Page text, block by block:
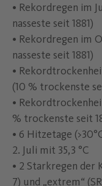
• Rekordregen im
nasseste seit 1881)
• Rekordregen im
nasseste seit 1881)
•
(10 % trockenste
•
% trockenste seit
• 6 Hitzetage
2. Juli mit 35,3 °C
• 2 Starkregen der
7) und „extrem“